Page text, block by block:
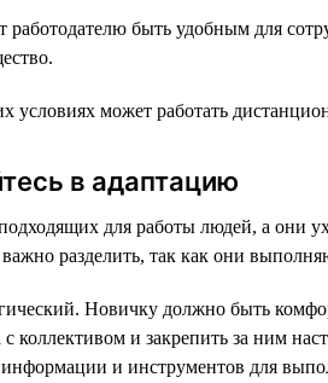
работодателю быть удобным для
условиях может работать
в адаптацию
для работы людей, а они
разделить, так как они
Новичку должно быть
коллективом и закрепить за ним
и инструментов для